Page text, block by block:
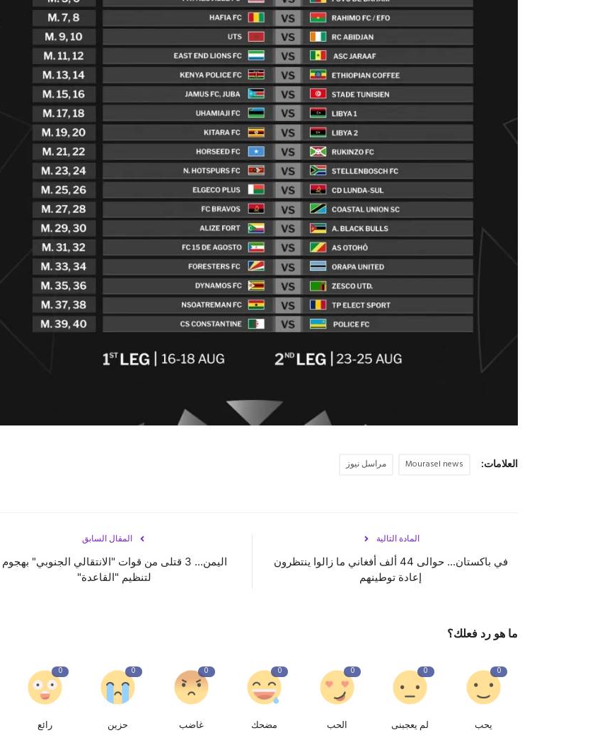
العلامات: Mourasel news مراسل نيوز
المقال السابق
اليمن... 3 قتلى من قوات "الانتقالي الجنوبي" بهجوم
لتنظيم "القاعدة"
المادة التالية
في باكستان... حوالى 44 ألف أفغاني ما زالوا ينتظرون
إعادة توطينهم
ما هو رد فعلك؟
0
يحب
0
لم يعجبنى
0
الحب
0
مضحك
0
غاضب
0
حزين
0
رائع